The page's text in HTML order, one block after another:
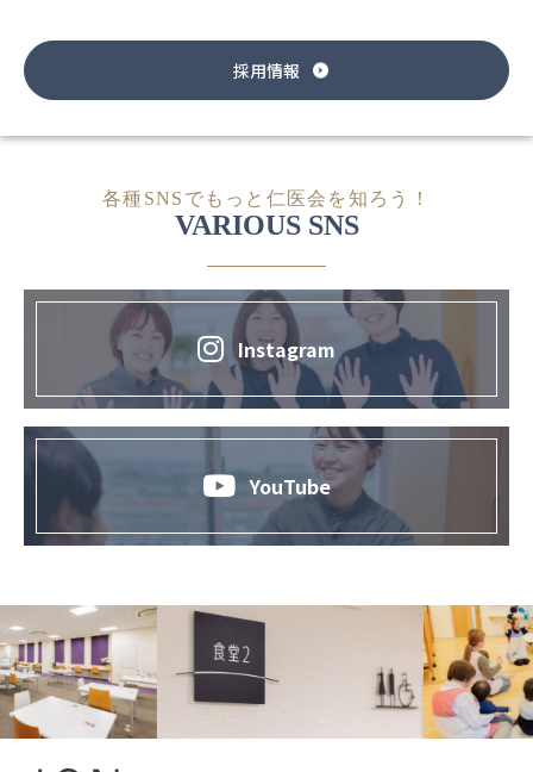
採用情報
各種SNSでもっと仁医会を知ろう！
VARIOUS SNS
Instagram
YouTube